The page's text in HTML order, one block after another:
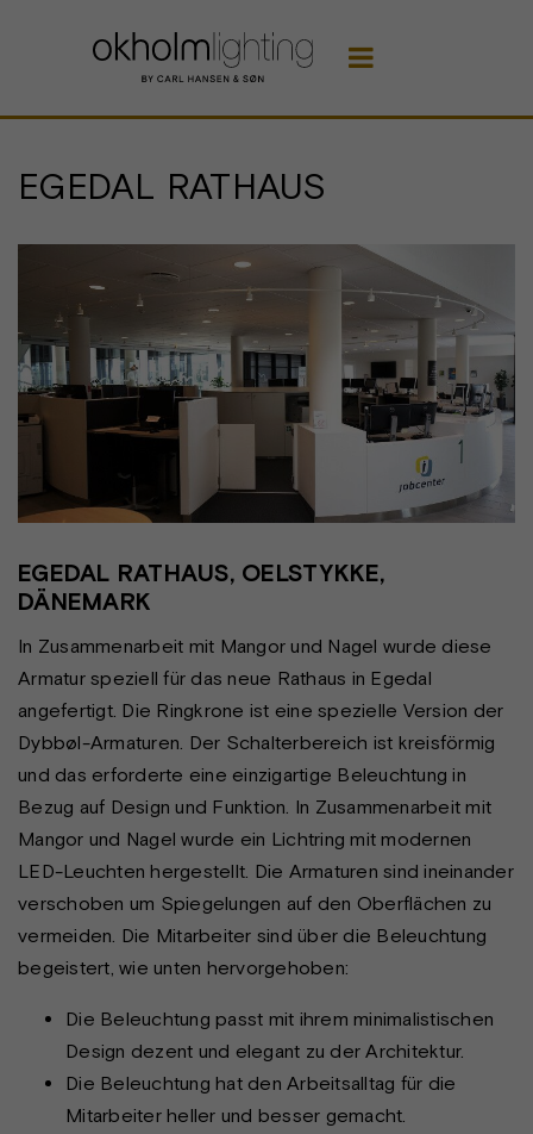

EGEDAL RATHAUS
EGEDAL RATHAUS, OELSTYKKE,
DÄNEMARK
In Zusammenarbeit mit Mangor und Nagel wurde diese
Armatur speziell für das neue Rathaus in Egedal
angefertigt. Die Ringkrone ist eine spezielle Version der
Dybbøl-Armaturen. Der Schalterbereich ist kreisförmig
und das erforderte eine einzigartige Beleuchtung in
Bezug auf Design und Funktion. In Zusammenarbeit mit
Mangor und Nagel wurde ein Lichtring mit modernen
LED-Leuchten hergestellt. Die Armaturen sind ineinander
verschoben um Spiegelungen auf den Oberflächen zu
vermeiden. Die Mitarbeiter sind über die Beleuchtung
begeistert, wie unten hervorgehoben:
Die Beleuchtung passt mit ihrem minimalistischen
Design dezent und elegant zu der Architektur.
Die Beleuchtung hat den Arbeitsalltag für die
Mitarbeiter heller und besser gemacht.